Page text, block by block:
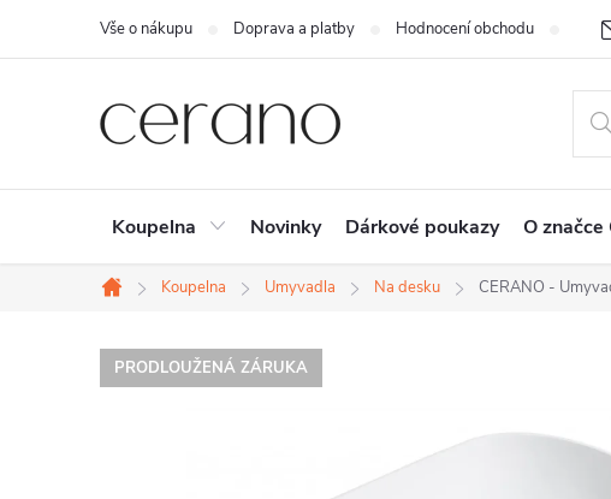
Vše o nákupu Doprava a platby Hodnocení obchodu
Koupelna Novinky Dárkové poukazy O značce
Domů
Koupelna Umyvadla Na desku CERANO -
PRODLOUŽENÁ ZÁRUKA